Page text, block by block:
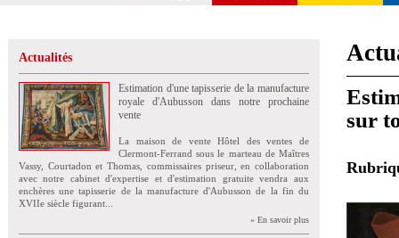
Actualités
Estimation d'une tapisserie de la manufacture
royale d'Aubusson dans notre prochaine
vente
La maison de vente Hôtel des ventes de
Clermont-Ferrand sous le marteau de Maîtres
Vassy, Courtadon et Thomas, commissaires priseur, en collaboration
avec notre cabinet d'expertise et d'estimation gratuite vendra aux
enchères une tapisserie de la manufacture d'Aubusson de la fin du
XVIIe siècle figurant...
» En savoir plus
sur